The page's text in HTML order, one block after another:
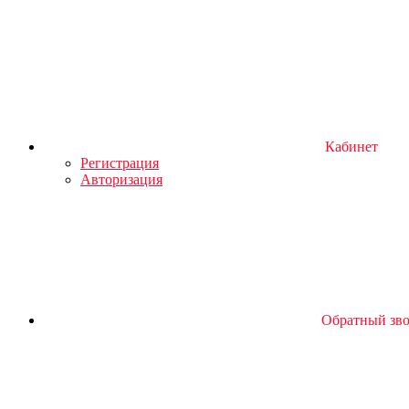
Кабинет
Регистрация
Авторизация
Обратный